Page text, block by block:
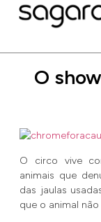
O
O circo vive
animais que
das jaulas
que o animal